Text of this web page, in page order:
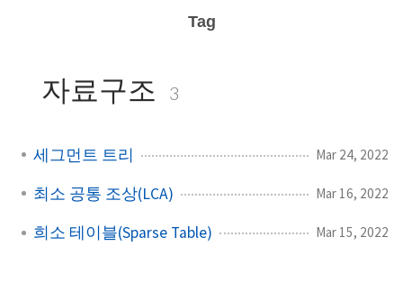
Tag
자료구조 3
세그먼트 트리 Mar 24, 2022
최소 공통 조상(LCA) Mar 16, 2022
희소 테이블(Sparse Table) Mar 15, 2022